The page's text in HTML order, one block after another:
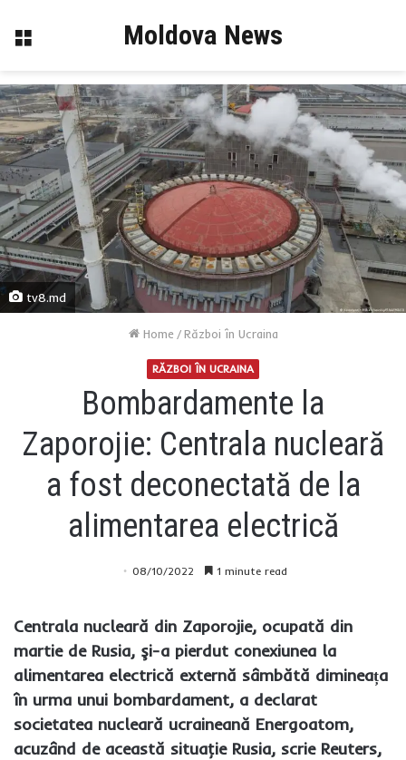
Menu Moldova News
tv8.md
Home / Război în Ucraina
RĂZBOI ÎN UCRAINA
Bombardamente la
Zaporojie: Centrala nucleară
a fost deconectată de la
alimentarea electrică
08/10/2022 1 minute read
Centrala nucleară din Zaporojie, ocupată din
martie de Rusia, şi-a pierdut conexiunea la
alimentarea electrică externă sâmbătă dimineața
în urma unui bombardament, a declarat
societatea nucleară ucraineană Energoatom,
acuzând de această situaţie Rusia, scrie Reuters,